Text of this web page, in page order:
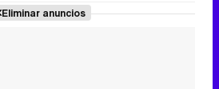
Eliminar anuncios